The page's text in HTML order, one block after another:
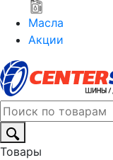
Масла
Акции
Товары